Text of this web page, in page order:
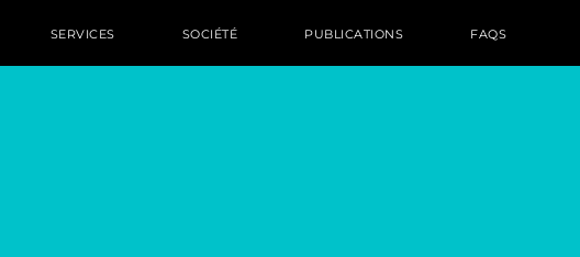
SERVICES SOCIÉTÉ PUBLICATIONS FAQS